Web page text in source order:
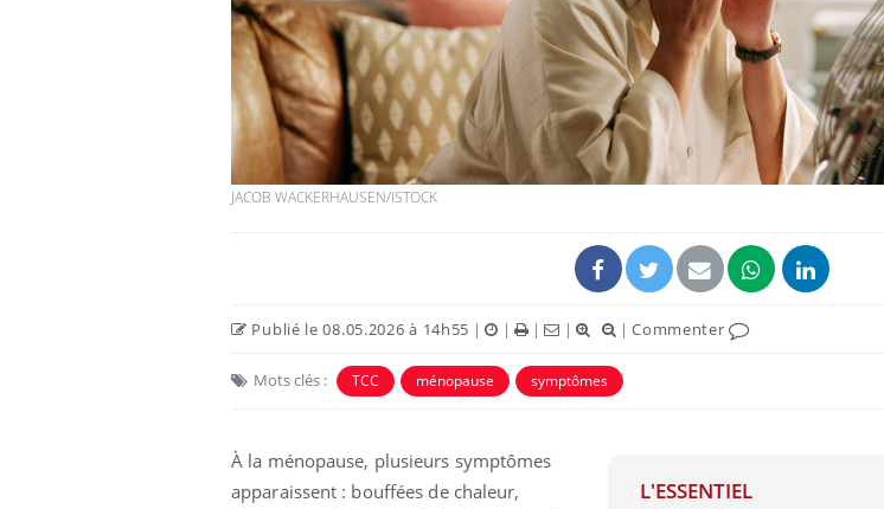
JACOB WACKERHAUSEN/ISTOCK
Publié le 08.05.2026 à 14h55 | | | | |Commenter
Mots clés : TCC ménopause symptômes
L'ESSENTIEL
À la ménopause, plusieurs symptômes
apparaissent : bouffées de chaleur,